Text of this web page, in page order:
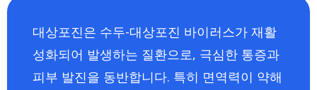
대상포진은 수두-대상포진 바이러스가 재활
성화되어 발생하는 질환으로, 극심한 통증과
피부 발진을 동반합니다. 특히 면역력이 약해